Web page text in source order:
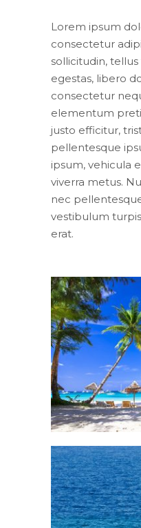
Lorem ipsum
consectetur
sollicitudin,
egestas, libero
consectetur
elementum
justo efficitur,
pellentesque
ipsum, vehicula
viverra metus.
nec
vestibulum
erat.